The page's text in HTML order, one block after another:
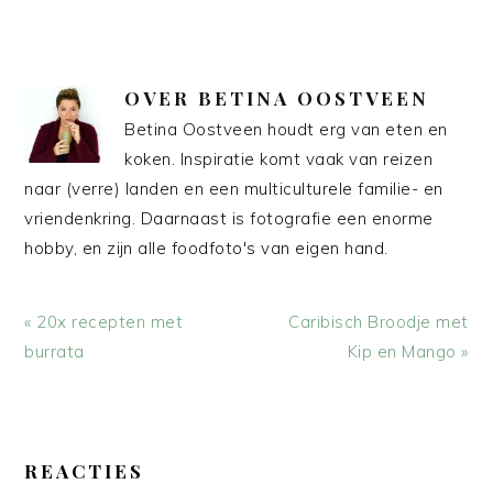
OVER BETINA OOSTVEEN
Betina Oostveen houdt erg van eten en
koken. Inspiratie komt vaak van reizen
naar (verre) landen en een multiculturele familie- en
vriendenkring. Daarnaast is fotografie een enorme
hobby, en zijn alle foodfoto's van eigen hand.
Vorig
bericht:
« 20x recepten met
burrata
Volgend
Caribisch Broodje met
Kip en Mango »
INTERACTIES
REACTIES